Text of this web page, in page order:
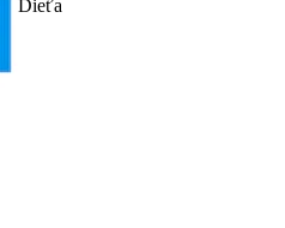
Dieťa